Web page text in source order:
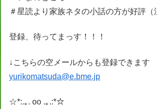
＃星読より家族ネタの小話の方が好評（
登録、待ってまっす！！！
↓こちらの空メールからも登録できます
yurikomatsuda@e.bme.jp
☆*:.｡. oo .｡.:*☆